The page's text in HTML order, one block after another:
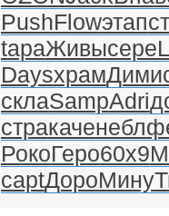
PushFlowэтап
tapaЖивысере
DaysхрамДими
склаSampAdri
стракаченебл
РокоГеро60х9
captДороМину